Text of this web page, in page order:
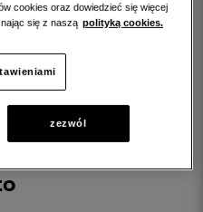
L2 Equilibre
cookies oraz dowiedzieć się więcej
się z naszą polityką cookies.
zezwól